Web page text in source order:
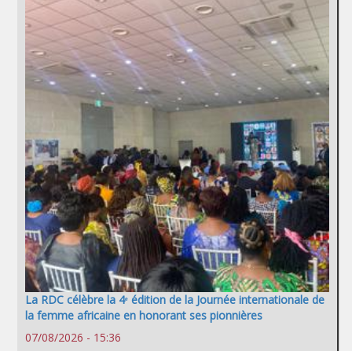
La RDC célèbre la 4ᵉ édition de la Journée internationale de
la femme africaine en honorant ses pionnières
07/08/2026 - 15:36